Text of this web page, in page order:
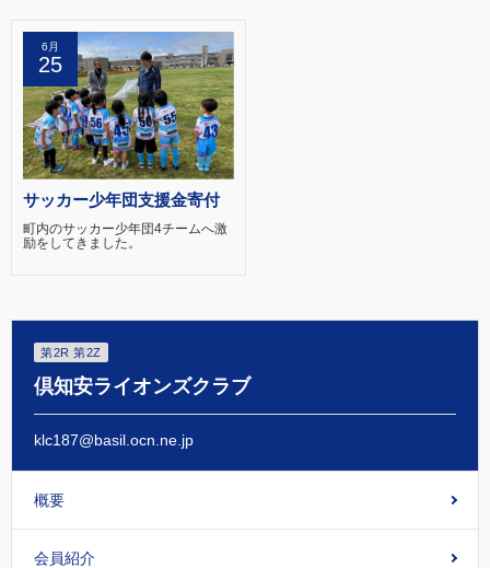
6月
25
サッカー少年団支援金寄付
町内のサッカー少年団4チームへ激
励をしてきました。
第2R 第2Z
倶知安ライオンズクラブ
klc187@basil.ocn.ne.jp
概要
会員紹介